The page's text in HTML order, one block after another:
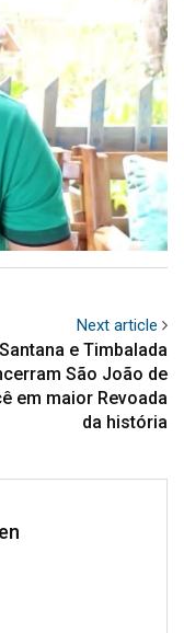
Next article
e Timbalada
São João de
em maior Revoada
da história